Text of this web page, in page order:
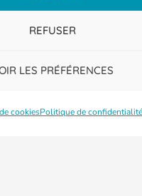
REFUSER
LES PRÉFÉRENCES
cookiesPolitique de confidentialité